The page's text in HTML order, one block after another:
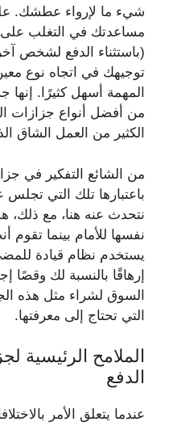
شيء ما لإرواء عطشك.
مساعدتك في التغلب
(باستثناء الدفع لشخص آخر
توجيهك في اتجاه نوع
المهمة أسهل كثيرًا. إنها
من أفضل أنواع جزازات
الكثير من العمل الشاق
من الشائع التفكير في
باعتبارها تلك التي تجلس
نتحدث عنه هنا، مع ذلك،
نفسها للأمام بينما تقوم
يستخدم نظام قيادة
إرهاقًا بالنسبة لك وقصًا
السوق لشراء مثل هذه
التي تحتاج إلى معرفتها.
الملامح الرئيسية
الدفع
عندما يتعلق الأمر